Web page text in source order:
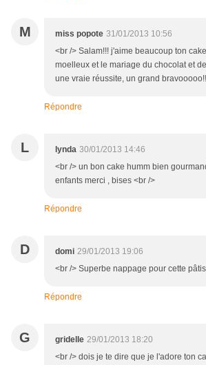
M miss popote 31/01/2013 10:56
<br /> Salam!!! j'aime beaucoup ton
moelleux et le mariage du chocolat et
une vraie réussite, un grand
Répondre
L lynda 30/01/2013 14:46
<br /> un bon cake humm bien
enfants merci , bises <br />
Répondre
D domi 29/01/2013 19:06
<br /> Superbe nappage pour cette
Répondre
G gridelle 29/01/2013 18:20
<br /> dois je te dire que je l'adore ton